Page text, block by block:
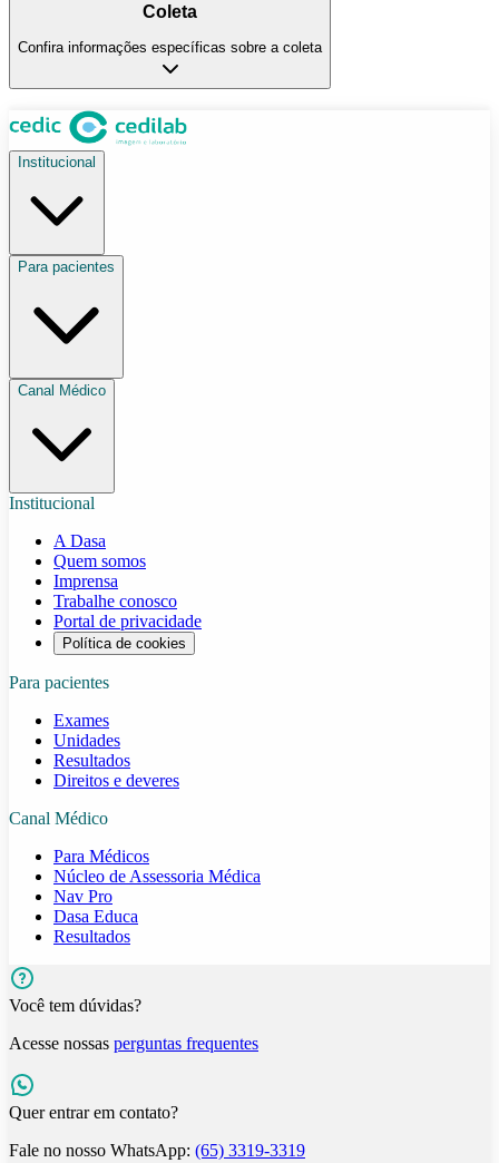
Coleta
Confira informações específicas sobre a coleta
Institucional
Para pacientes
Canal Médico
Institucional
A Dasa
Quem somos
Imprensa
Trabalhe conosco
Portal de privacidade
Política de cookies
Para pacientes
Exames
Unidades
Resultados
Direitos e deveres
Canal Médico
Para Médicos
Núcleo de Assessoria Médica
Nav Pro
Dasa Educa
Resultados
Você tem dúvidas?
Acesse nossas perguntas frequentes
Quer entrar em contato?
Fale no nosso WhatsApp: (65) 3319-3319